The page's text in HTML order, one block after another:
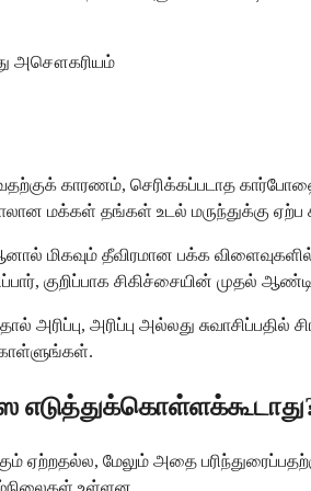
அசௌகரியம்
காரணம், செரிக்கப்படாத
மக்கள் தங்கள் உடல் மருந்துக்கு ஏற்ப
மிகவும் தீவிரமான பக்க
குறிப்பாக சிகிச்சையின் முதல்
அரிப்பு, அரிப்பு அல்லது
மேலும் அதை
உள்ளன.